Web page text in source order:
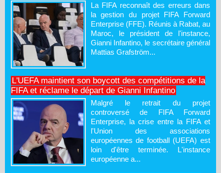
La FIFA reconnaît des erreurs dans
la gestion du projet FIFA Forward
Enterprise (FFE). Réunis à Rabat, au
Maroc, le président de l'instance,
Gianni Infantino, le secrétaire général
Mattias Grafström...
L'UEFA maintient son boycott des compétitions de la
FIFA et réclame le départ de Gianni Infantino
Malgré le retrait du projet
controversé de FIFA Forward
Enterprise, la crise entre la FIFA et
l'Union des associations
européennes de football (UEFA) est
loin d'être terminée. L'instance
européenne a...